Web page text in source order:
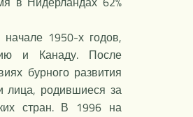
1950-х годов,
и Канаду. После
бурного развития
лица, родившиеся за
стран. В 1996 на